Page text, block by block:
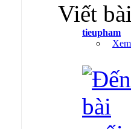
Viết
tieupham